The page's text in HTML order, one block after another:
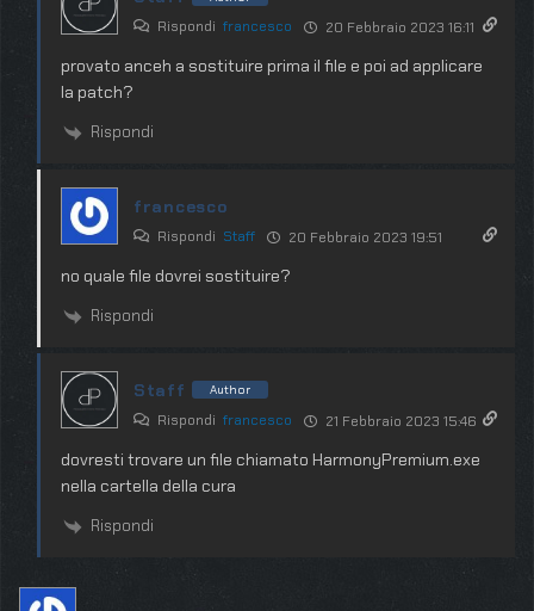
Rispondi francesco 20 Febbraio 2023 16:11
provato anceh a sostituire prima il file e poi ad applicare
la patch?
Rispondi
francesco
Rispondi Staff 20 Febbraio 2023 19:51
no quale file dovrei sostituire?
Rispondi
Staff Author
Rispondi francesco 21 Febbraio 2023 15:46
dovresti trovare un file chiamato HarmonyPremium.exe
nella cartella della cura
Rispondi